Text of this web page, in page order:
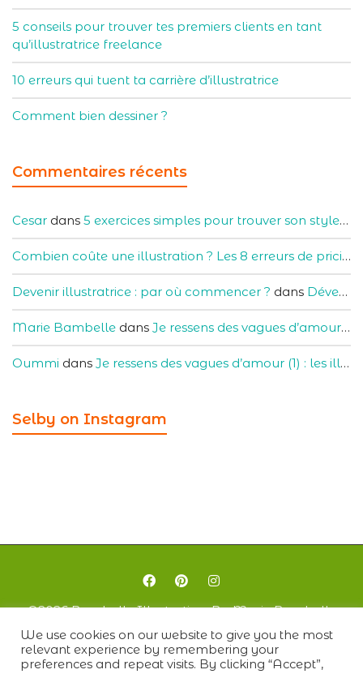
5 conseils pour trouver tes premiers clients en tant
qu’illustratrice freelance
10 erreurs qui tuent ta carrière d’illustratrice
Comment bien dessiner ?
Commentaires récents
Cesar dans 5 exercices simples pour trouver son style artistique
Combien coûte une illustration ? Les 8 erreurs de pricing à éviter
Devenir illustratrice : par où commencer ? dans Développer son compte (et son entreprise) d’illustratrice sur Instagram
Marie Bambelle dans Je ressens des vagues d’amour (1) : les illustratrices Youtubeuses qui m’inspirent
Oummi dans Je ressens des vagues d’amour (1) : les illustratrices Youtubeuses qui m’inspirent
Selby on Instagram
©2026 Bambelle Illustration· By Marie Bambelle
CGV
We use cookies on our website to give you the most
relevant experience by remembering your
preferences and repeat visits. By clicking “Accept”,